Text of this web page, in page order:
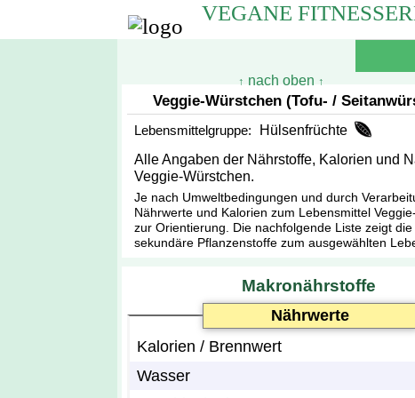
VEGANE
↑ nach oben ↑
Veggie-Würstchen (Tofu- /
Lebensmittelgruppe: Hülsenfrüchte
Alle Angaben der Nährstoffe, Kalorien und
Veggie-Würstchen.
Je nach Umweltbedingungen und durch
Nährwerte und Kalorien zum Lebensmittel
zur Orientierung. Die nachfolgende Liste zeigt
sekundäre Pflanzenstoffe zum ausgewählten
Makronährstoffe
Nährwerte
Kalorien / Brennwert
Wasser